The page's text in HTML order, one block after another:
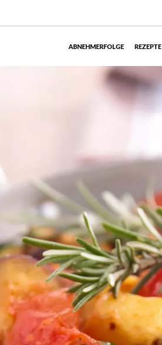
ABNEHMERFOLGE